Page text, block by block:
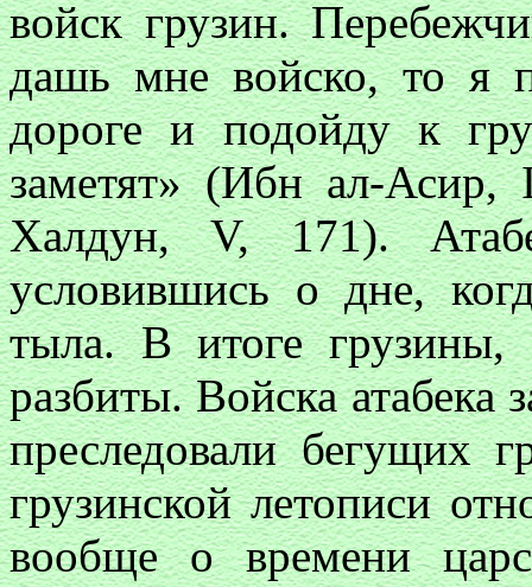
войск грузин.
дашь мне войско, то я
дороге и подойду к
заметят» (Ибн ал-
Халдун, V, 171).
условившись о дне,
тыла. В итоге
разбиты. Войска атабека
преследовали бегущих
грузинской летописи
вообще о времени